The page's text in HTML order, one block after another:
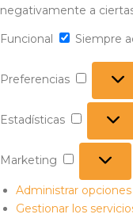
negativamente a
Funcional Siempre
Preferencias
Estadísticas
Marketing
Marketing
Administrar opciones
Gestionar los